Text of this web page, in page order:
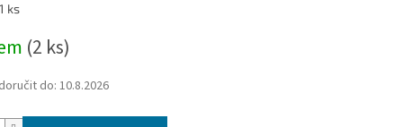
ks
(2 ks)
do: 10.8.2026